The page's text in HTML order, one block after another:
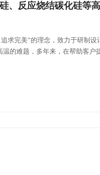
、反应烧结碳化硅等
求完美”的理念，致力于研制设
的难题，多年来，在帮助客户